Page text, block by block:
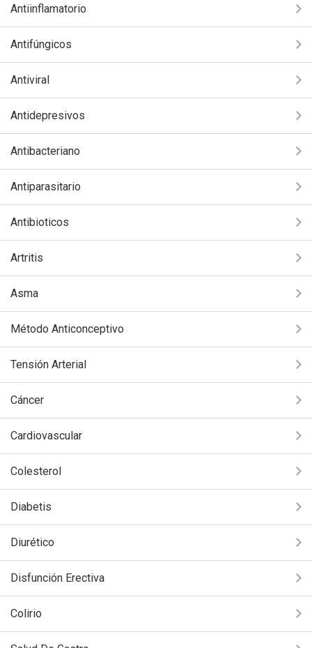
Antiinflamatorio
Antifúngicos
Antiviral
Antidepresivos
Antibacteriano
Antiparasitario
Antibioticos
Artritis
Asma
Método Anticonceptivo
Tensión Arterial
Cáncer
Cardiovascular
Colesterol
Diabetis
Diurético
Disfunción Erectiva
Colirio